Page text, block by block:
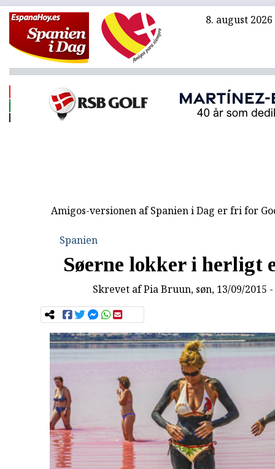
8. august 2026
Amigos-versionen af Spanien i Dag er fri for
Spanien
Søerne lokker i herligt
Skrevet afPia Bruun, søn, 13/09/2015